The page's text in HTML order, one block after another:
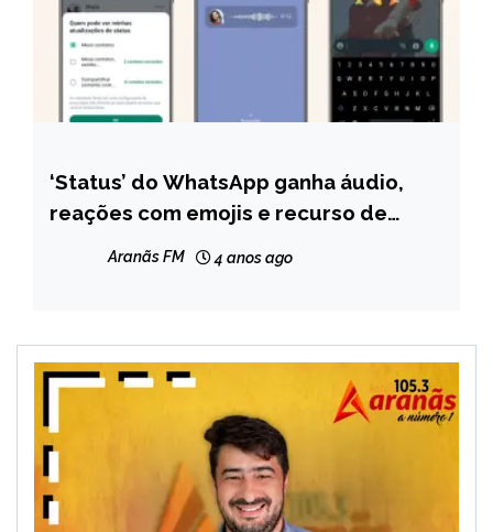
BRASIL
NOTÍCIAS
‘Status’ do WhatsApp ganha áudio,
reações com emojis e recurso de
Aranãs FM 4 anos ago